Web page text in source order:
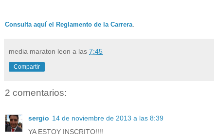
Consulta aquí el Reglamento de la Carrera.
media maraton leon a las 7:45
Compartir
2 comentarios:
sergio 14 de noviembre de 2013 a las 8:39
YA ESTOY INSCRITO!!!!